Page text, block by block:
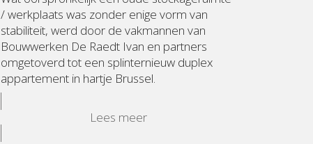
/ werkplaats was zonder enige vorm van
stabiliteit, werd door de vakmannen van
Bouwwerken De Raedt Ivan en partners
omgetoverd tot een splinternieuw duplex
appartement in hartje Brussel.
Lees meer